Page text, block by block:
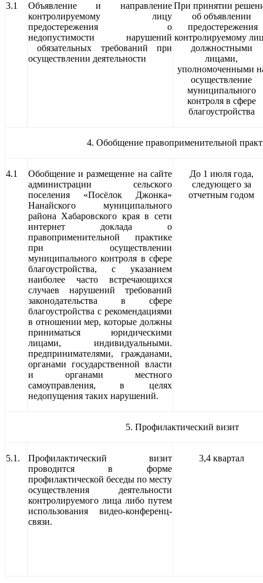
3.1
Объявление и направление
контролируемому лицу
предостережения о
недопустимости нарушений
обязательных требований при
осуществлении деятельности
При принятии
об объявлении
предостережения
контролируемому
должностными
лицами,
уполномоченными
осуществление
муниципального
контроля в сфере
благоустройства
4. Обобщение правоприменительной
4.1
Обобщение и размещение на сайте
администрации сельского
поселения «Посёлок Джонка»
Нанайского муниципального
района Хабаровского края в сети
интернет доклада о
правоприменительной практике
при осуществлении
муниципального контроля в сфере
благоустройства, с указанием
наиболее часто встречающихся
случаев нарушений требований
законодательства в сфере
благоустройства с рекомендациями
в отношении мер, которые должны
приниматься юридическими
лицами, индивидуальными.
предпринимателями, гражданами,
органами государственной власти
и органами местного
самоуправления, в целях
недопущения таких нарушений.
До 1 июля года,
следующего за
отчетным годом
5. Профилактический визит
5.1.
Профилактический визит
проводится в форме
профилактической беседы по месту
осуществления деятельности
контролируемого лица либо путем
использования видео-конференц-
связи.
3,4 квартал